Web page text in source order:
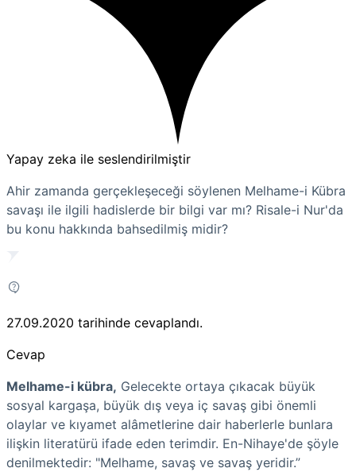
Yapay zeka ile seslendirilmiştir
Ahir zamanda gerçekleşeceği söylenen Melhame-i Kübra
savaşı ile ilgili hadislerde bir bilgi var mı? Risale-i Nur'da
bu konu hakkında bahsedilmiş midir?
27.09.2020 tarihinde cevaplandı.
Cevap
Melhame-i kübra, Gelecekte ortaya çıkacak büyük
sosyal kargaşa, büyük dış veya iç savaş gibi önemli
olaylar ve kıyamet alâmetlerine dair haberlerle bunlara
ilişkin literatürü ifade eden terimdir. En-Nihaye'de şöyle
denilmektedir: "Melhame, savaş ve savaş yeridir.”